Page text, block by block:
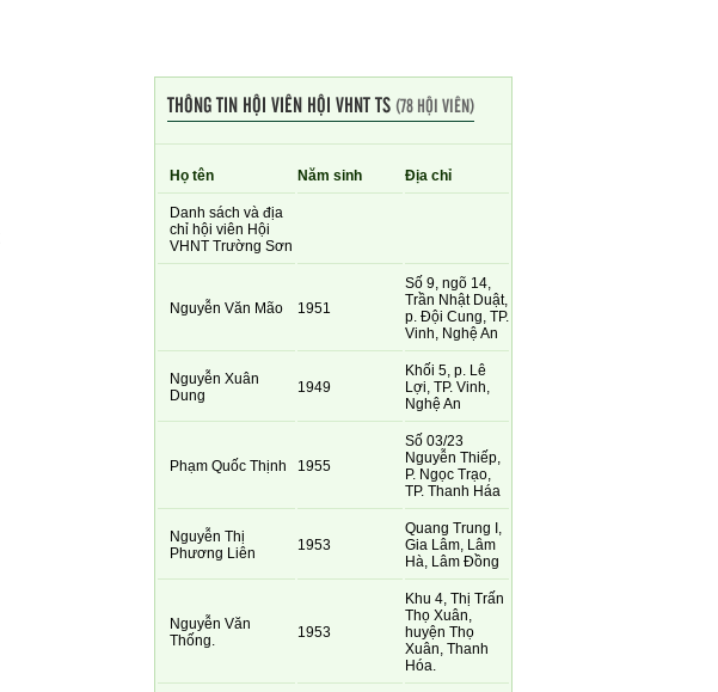
THÔNG TIN HỘI VIÊN HỘI VHNT TS(78 HỘI VIÊN)
Họ tên Năm sinh Địa chỉ
Danh sách và địa
chỉ hội viên Hội
VHNT Trường Sơn
Nguyễn Văn Mão 1951
Số 9, ngõ 14,
Trần Nhật Duật,
p. Đội Cung, TP.
Vinh, Nghệ An
Nguyễn Xuân
Dung
1949
Khối 5, p. Lê
Lợi, TP. Vinh,
Nghệ An
Phạm Quốc Thịnh 1955
Số 03/23
Nguyễn Thiếp,
P. Ngọc Trạo,
TP. Thanh Háa
Nguyễn Thị
Phương Liên
1953
Quang Trung I,
Gia Lâm, Lâm
Hà, Lâm Đồng
Nguyễn Văn
Thống.
1953
Khu 4, Thị Trấn
Thọ Xuân,
huyện Thọ
Xuân, Thanh
Hóa.